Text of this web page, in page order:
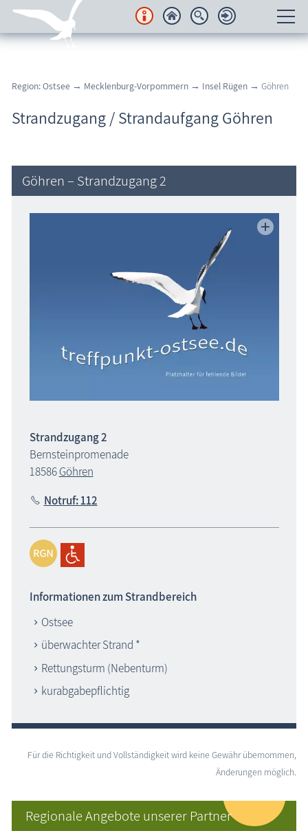
Regionales
Urlaubsorte
Freizeit
Region: Ostsee → Mecklenburg-Vorpommern → Insel Rügen → Göhren
Strandzugang / Strandaufgang Göhren
Göhren – Strandzugang 2
Strandzugang 2
Bernsteinpromenade
18586Göhren
Notruf: 112
Informationen zum Strandbereich
Ostsee
überwachter Strand *
Rettungsturm (Nebenturm)
kurabgabepflichtig
Für die Richtigkeit und Vollständigkeit wird keine Gewähr übernommen,
Änderungen möglich.
Regionale Angebote unserer Partner